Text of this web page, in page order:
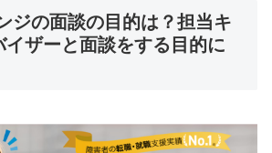
ジの面談の目的は？担当キ
イザーと面談をする目的に